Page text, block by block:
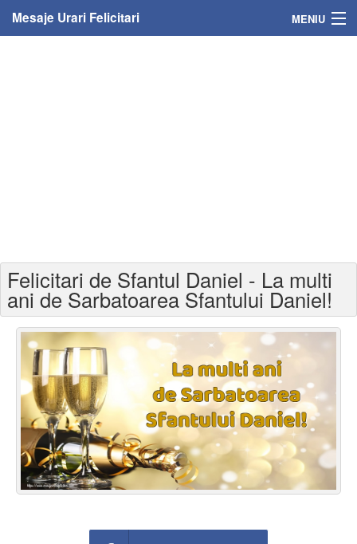
Mesaje Urari Felicitari MENIU
Felicitari varsta
Felicitari zilele anului
Felicitari zile saptamana
Felicitari muzicale
Felicitari muzicale personalizate
Felicitari animate
Felicitari de Sfantul Daniel - La multi
ani de Sarbatoarea Sfantului Daniel!